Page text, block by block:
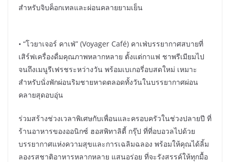
สำหรับจิบค็อกเทลและผ่อนคลายยามเย็น
• “โวยาเจอร์ คาเฟ่” (Voyager Café) คาเฟ่บรรยากาศสบายที่
เสิร์ฟเครื่องดื่มคุณภาพหลากหลาย ตั้งแต่กาแฟ ชาพรีเมียมไป
จนถึงเมนูรีเฟรชระหว่างวัน พร้อมเบเกอรี่อบสดใหม่ เหมาะ
สำหรับนั่งพักผ่อนริมชายหาดตลอดทั้งวันในบรรยากาศผ่อน
คลายสุดอบอุ่น
ร่วมสร้างช่วงเวลาพิเศษกับเพื่อนและครอบครัวในช่วงปลายปี ที่
ร้านอาหารของออนิกซ์ ฮอสพิทาลิตี้ กรุ๊ป ที่ที่อบอวลไปด้วย
บรรยากาศแห่งความสุขและการเฉลิมฉลอง พร้อมให้คุณได้ลิ้ม
ลองรสชาติอาหารหลากหลาย แสนอร่อย ที่จะรังสรรค์ให้ทุกมื้อ